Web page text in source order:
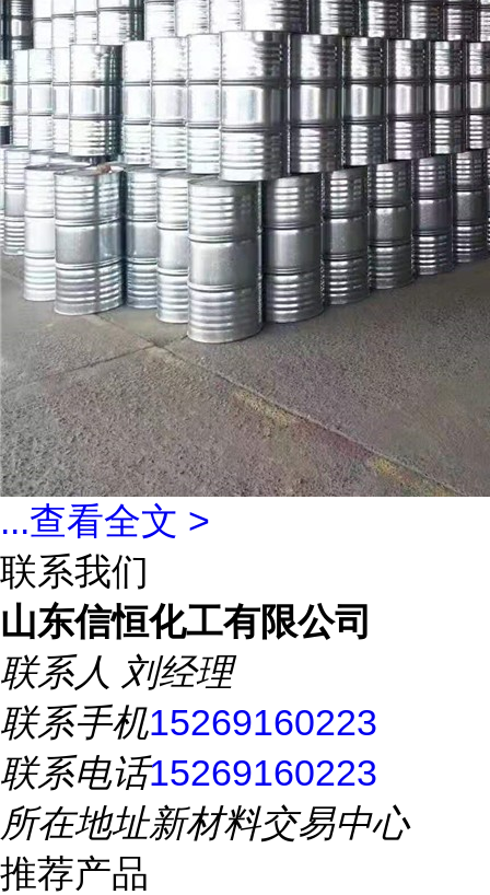
...查看全文 >
联系我们
山东信恒化工有限公司
联系人 刘经理
联系手机15269160223
联系电话15269160223
所在地址新材料交易中心
推荐产品